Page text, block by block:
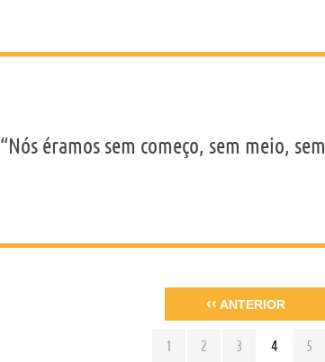
“Nós éramos sem começo, sem meio,
‹‹ ANTERIOR
1 2 3 4 5